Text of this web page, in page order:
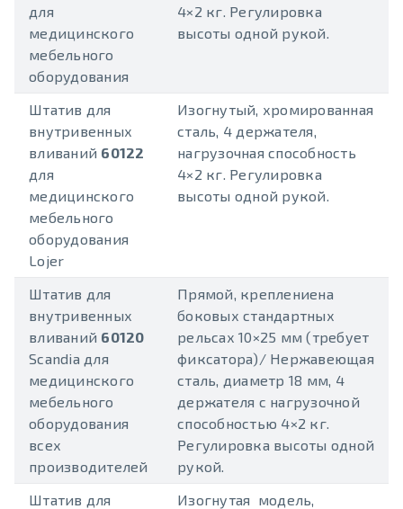
для
медицинского
мебельного
оборудования
4×2 кг. Регулировка
высоты одной рукой.
Штатив для
внутривенных
вливаний 60122
для
медицинского
мебельного
оборудования
Lojer
Изогнутый, хромированная
сталь, 4 держателя,
нагрузочная способность
4×2 кг. Регулировка
высоты одной рукой.
Штатив для
внутривенных
вливаний 60120
Scandia для
медицинского
мебельного
оборудования
всех
производителей
Прямой, креплениена
боковых стандартных
рельсах 10×25 мм (требует
фиксатора)/ Нержавеющая
сталь, диаметр 18 мм, 4
держателя с нагрузочной
способностью 4×2 кг.
Регулировка высоты одной
рукой.
Штатив для
Изогнутая модель,